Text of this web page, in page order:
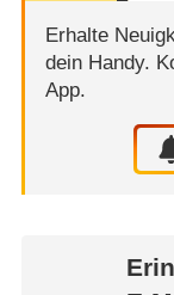
Erhalte
dein Handy.
App.